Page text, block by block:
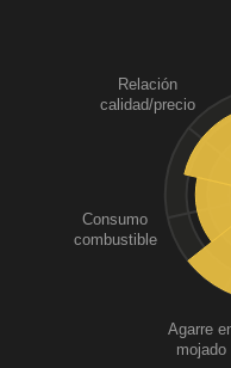
Agarre
mojado
Consumo
combustible
Relación
calidad/precio